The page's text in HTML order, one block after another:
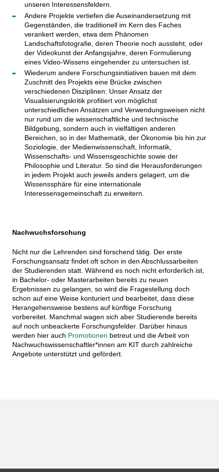
unseren Interessensfeldern.
Andere Projekte vertiefen die Auseinandersetzung mit
Gegenständen, die traditionell im Kern des Faches
verankert werden, etwa dem Phänomen
Landschaftsfotografie, deren Theorie noch aussteht, oder
der Videokunst der Anfangsjahre, deren Formulierung
eines Video-Wissens eingehender zu untersuchen ist.
Wiederum andere Forschungsinitiativen bauen mit dem
Zuschnitt des Projekts eine Brücke zwischen
verschiedenen Disziplinen: Unser Ansatz der
Visualisierungskritik profitiert von möglichst
unterschiedlichen Ansätzen und Verwendungsweisen nicht
nur rund um die wissenschaftliche und technische
Bildgebung, sondern auch in vielfältigen anderen
Bereichen, so in der Mathematik, der Ökonomie bis hin zur
Soziologie, der Medienwissenschaft, Informatik,
Wissenschafts- und Wissensgeschichte sowie der
Philosophie und Literatur. So sind die Herausforderungen
in jedem Projekt auch jeweils anders gelagert, um die
Wissenssphäre für eine internationale
Interessensgemeinschaft zu erweitern.
Nachwuchsforschung
Nicht nur die Lehrenden sind forschend tätig. Der erste
Forschungsansatz findet oft schon in den Abschlussarbeiten
der Studierenden statt. Während es noch nicht erforderlich ist,
in Bachelor- oder Masterarbeiten bereits zu neuen
Ergebnissen zu gelangen, so wird die Fragestellung doch
schon auf eine Weise konturiert und bearbeitet, dass diese
Herangehensweise bestens auf künftige Forschung
vorbereitet. Manchmal wagen sich aber Studierende bereits
auf noch unbeackerte Forschungsfelder. Darüber hinaus
werden hier auch Promotionen betreut und die Arbeit von
Nachwuchswissenschaftler*innen am KIT durch zahlreiche
Angebote unterstützt und gefördert.